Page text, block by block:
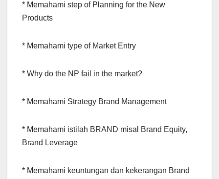
* Memahami step of Planning for the New
Products
* Memahami type of Market Entry
* Why do the NP fail in the market?
* Memahami Strategy Brand Management
* Memahami istilah BRAND misal Brand Equity,
Brand Leverage
* Memahami keuntungan dan kekerangan Brand